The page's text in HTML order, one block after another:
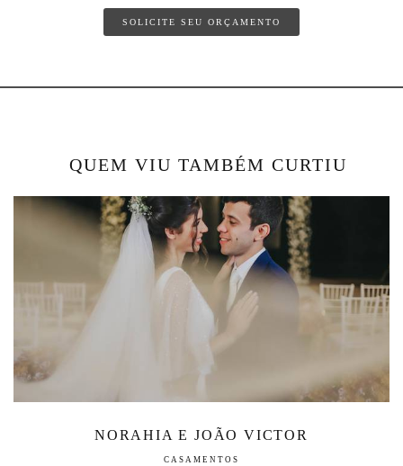
SOLICITE SEU ORÇAMENTO
QUEM VIU TAMBÉM CURTIU
NORAHIA E JOÃO VICTOR
CASAMENTOS